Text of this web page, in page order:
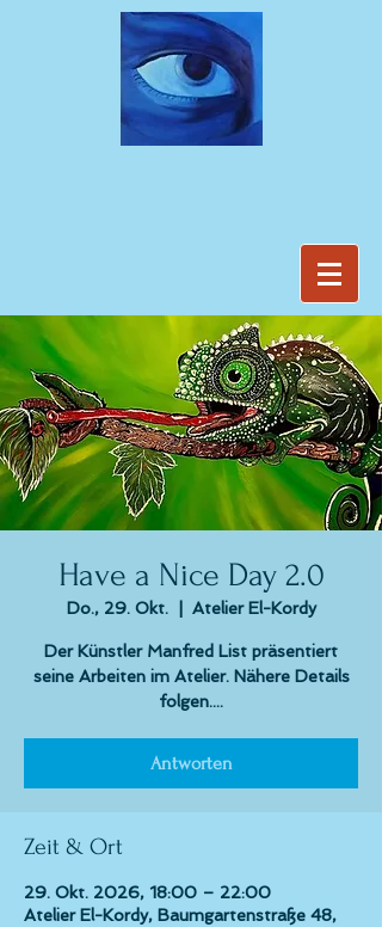
Have a Nice Day 2.0
Do., 29. Okt.
  |
Atelier El-Kordy
Der Künstler Manfred List präsentiert
seine Arbeiten im Atelier. Nähere Details
folgen....
Antworten
Zeit & Ort
29. Okt. 2026, 18:00 – 22:00
Atelier El-Kordy, Baumgartenstraße 48,